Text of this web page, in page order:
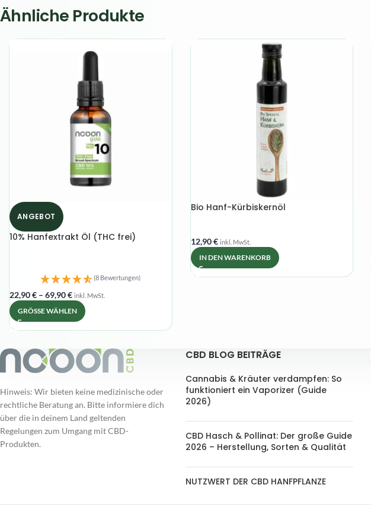
Ähnliche Produkte
ANGEBOT
10% Hanfextrakt Öl (THC frei)
22,90€ – 69,90€ inkl. MwSt.
GRÖSSE WÄHLEN
(8 Bewertungen)
Bio Hanf-Kürbiskernöl
12,90€ inkl. MwSt.
IN DEN WARENKORB
Hinweis: Wir bieten keine medizinische oder
rechtliche Beratung an. Bitte informiere dich
über die in deinem Land geltenden
Regelungen zum Umgang mit CBD-
Produkten.
CBD BLOG BEITRÄGE
Cannabis & Kräuter verdampfen: So
funktioniert ein Vaporizer (Guide
2026)
CBD Hasch & Pollinat: Der große Guide
2026 – Herstellung, Sorten & Qualität
NUTZWERT DER CBD HANFPFLANZE